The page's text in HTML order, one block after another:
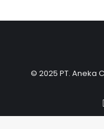
© 2025 PT. Aneka